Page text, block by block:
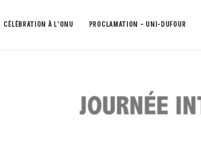
CÉLÉBRATION À L’ONU PROCLAMATION – UNI-DUFOUR